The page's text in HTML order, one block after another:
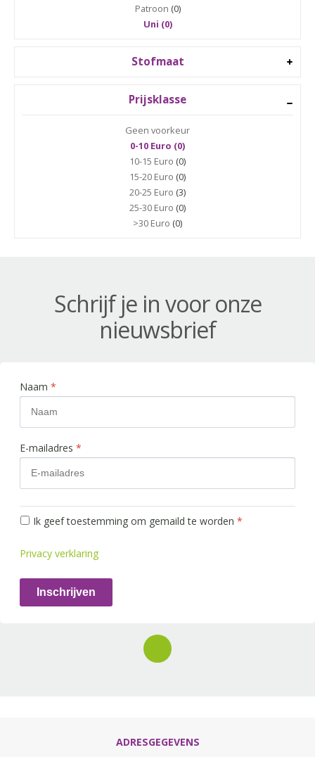
Patroon (0)
Uni (0)
Stofmaat
Prijsklasse
Geen voorkeur
0-10 Euro (0)
10-15 Euro (0)
15-20 Euro (0)
20-25 Euro (3)
25-30 Euro (0)
>30 Euro (0)
Schrijf je in voor onze
nieuwsbrief
Naam *
E-mailadres *
Ik geef toestemming om gemaild te worden *
Privacy verklaring
Inschrijven
ADRESGEGEVENS